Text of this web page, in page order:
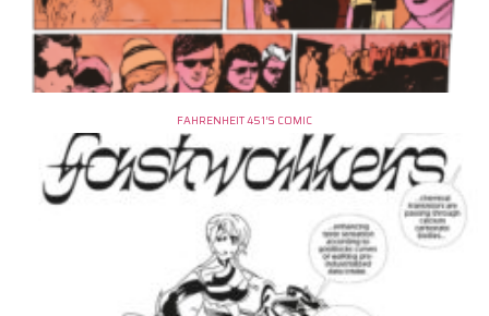
FAHRENHEIT 451’S COMIC